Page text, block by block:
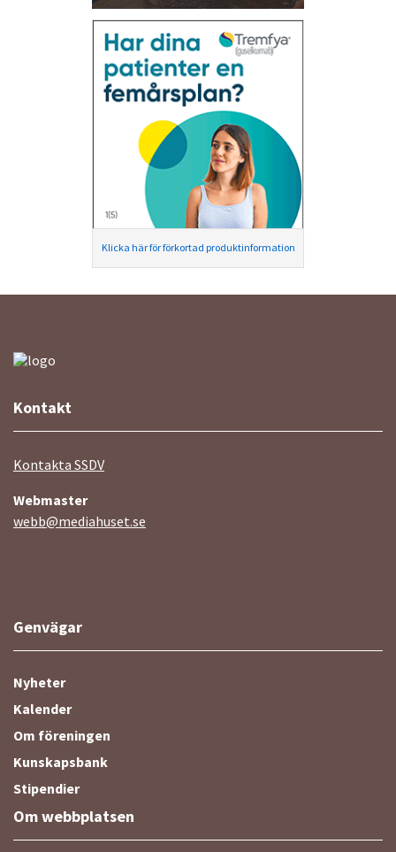
Klicka här för förkortad produktinformation
Kontakt
Kontakta SSDV
Webmaster
webb@mediahuset.se
Genvägar
Nyheter
Kalender
Om föreningen
Kunskapsbank
Stipendier
Om webbplatsen